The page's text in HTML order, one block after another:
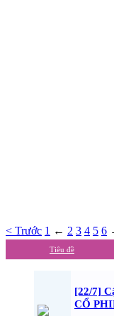
< Trước 1 ← 2 3 4 5 6
Tiêu đề
[22/7]
CỔ